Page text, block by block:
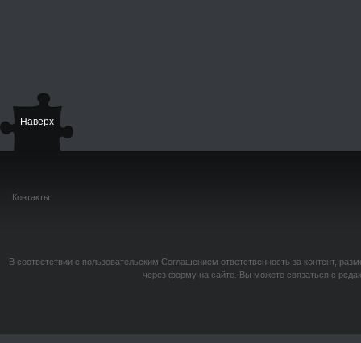
Наверх
Контакты
В соответствии с пользовательским Соглашением ответственность за контент,
через форму на сайте. Вы можете связаться с